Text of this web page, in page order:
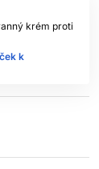
krém proti
k